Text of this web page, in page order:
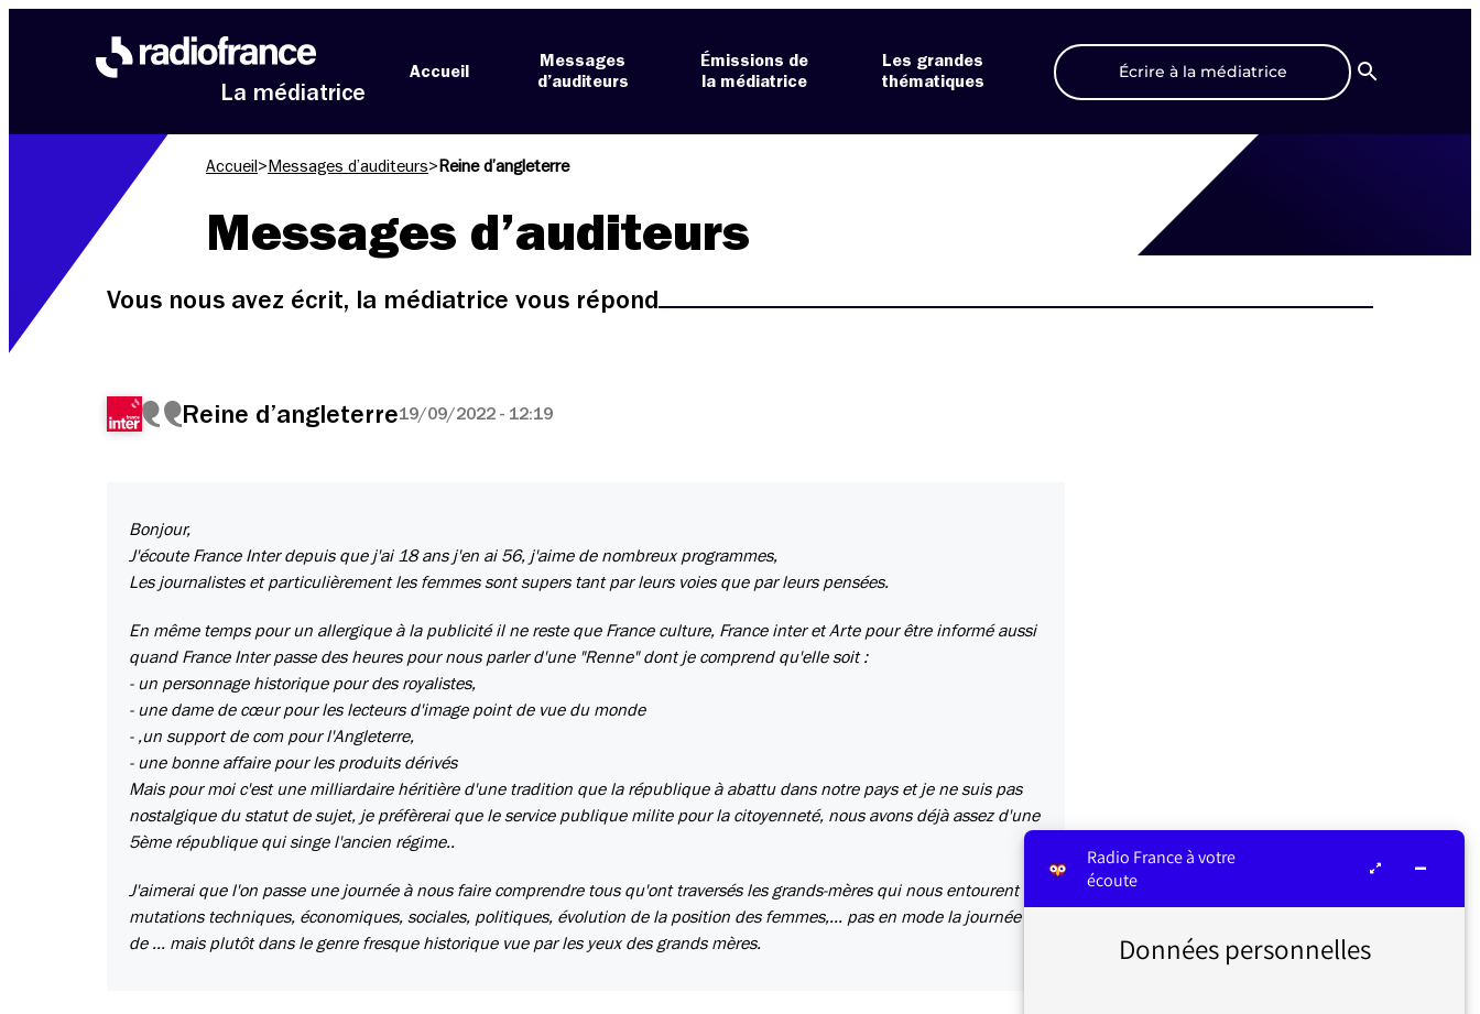
La médiatrice
Accueil
Messages
d’auditeurs
Émissions de
la médiatrice
Les grandes
thématiques
Écrire à la médiatrice
Recherche
Accueil > Messages d’auditeurs> Reine d’angleterre
Messages d’auditeurs
Vous nous avez écrit, la médiatrice vous répond
Reine d’angleterre19/09/2022 - 12:19
Bonjour,
J'écoute France Inter depuis que j'ai 18 ans j'en ai 56, j'aime de nombreux programmes,
Les journalistes et particulièrement les femmes sont supers tant par leurs voies que par leurs pensées.
En même temps pour un allergique à la publicité il ne reste que France culture, France inter et Arte pour être informé aussi
quand France Inter passe des heures pour nous parler d'une "Renne" dont je comprend qu'elle soit :
- un personnage historique pour des royalistes,
- une dame de cœur pour les lecteurs d'image point de vue du monde
- ,un support de com pour l'Angleterre,
- une bonne affaire pour les produits dérivés
Mais pour moi c'est une milliardaire héritière d'une tradition que la république à abattu dans notre pays et je ne suis pas
nostalgique du statut de sujet, je préfèrerai que le service publique milite pour la citoyenneté, nous avons déjà assez d'une
5ème république qui singe l'ancien régime..
J'aimerai que l'on passe une journée à nous faire comprendre tous qu'ont traversés les grands-mères qui nous entourent :
mutations techniques, économiques, sociales, politiques, évolution de la position des femmes,... pas en mode la journée
de ... mais plutôt dans le genre fresque historique vue par les yeux des grands mères.
Radio France à votre
écoute
Données personnelles